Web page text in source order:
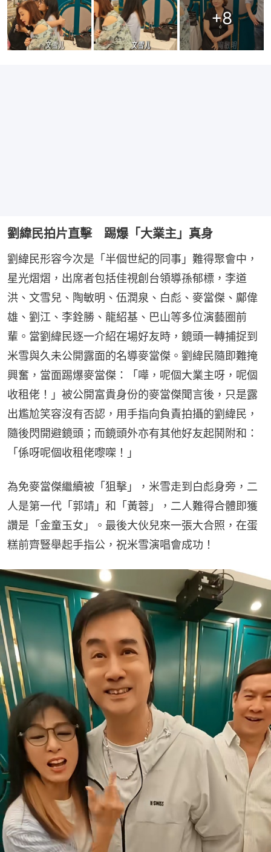
+8
劉緯民拍片直擊 踢爆「大業主」真身
劉緯民形容今次是「半個世紀的同事」難得聚會中，
星光熠熠，出席者包括佳視創台領導孫郁標，李道
洪、文雪兒、陶敏明、伍潤泉、白彪、麥當傑、鄺偉
雄、劉江、李銓勝、龍紹基、巴山等多位演藝圈前
輩。當劉緯民逐一介紹在場好友時，鏡頭一轉捕捉到
米雪與久未公開露面的名導麥當傑。劉緯民隨即難掩
興奮，當面踢爆麥當傑：「嘩，呢個大業主呀，呢個
收租佬！」被公開富貴身份的麥當傑聞言後，只是露
出尷尬笑容沒有否認，用手指向負責拍攝的劉緯民，
隨後閃開避鏡頭；而鏡頭外亦有其他好友起鬨附和：
「係呀呢個收租佬嚟㗎！」
為免麥當傑繼續被「狙擊」，米雪走到白彪身旁，二
人是第一代「郭靖」和「黃蓉」，二人難得合體即獲
讚是「金童玉女」。最後大伙兒來一張大合照，在蛋
糕前齊豎舉起手指公，祝米雪演唱會成功！